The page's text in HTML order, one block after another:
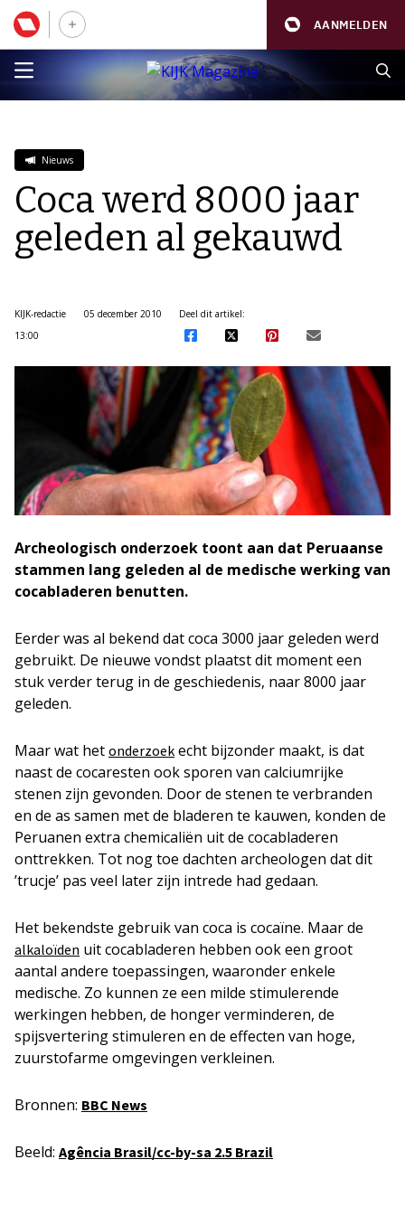
AANMELDEN
Nieuws
Coca werd 8000 jaar
geleden al gekauwd
KIJK-redactie
05 december 2010
13:00
Deel dit artikel:
Archeologisch onderzoek toont aan dat Peruaanse
stammen lang geleden al de medische werking van
cocabladeren benutten.
Eerder was al bekend dat coca 3000 jaar geleden werd
gebruikt. De nieuwe vondst plaatst dit moment een
stuk verder terug in de geschiedenis, naar 8000 jaar
geleden.
Maar wat het onderzoek echt bijzonder maakt, is dat
naast de cocaresten ook sporen van calciumrijke
stenen zijn gevonden. Door de stenen te verbranden
en de as samen met de bladeren te kauwen, konden de
Peruanen extra chemicaliën uit de cocabladeren
onttrekken. Tot nog toe dachten archeologen dat dit
’trucje’ pas veel later zijn intrede had gedaan.
Het bekendste gebruik van coca is cocaïne. Maar de
alkaloïden uit cocabladeren hebben ook een groot
aantal andere toepassingen, waaronder enkele
medische. Zo kunnen ze een milde stimulerende
werkingen hebben, de honger verminderen, de
spijsvertering stimuleren en de effecten van hoge,
zuurstofarme omgevingen verkleinen.
Bronnen: BBC News
Beeld: Agência Brasil/cc-by-sa 2.5 Brazil